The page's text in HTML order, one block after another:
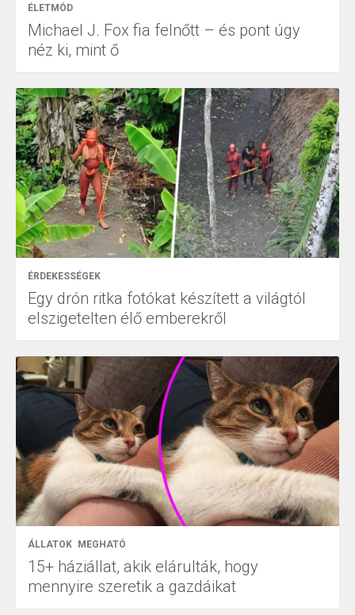
ÉLETMÓD
Michael J. Fox fia felnőtt – és pont úgy
néz ki, mint ő
ÉRDEKESSÉGEK
Egy drón ritka fotókat készített a világtól
elszigetelten élő emberekről
ÁLLATOK MEGHATÓ
15+ háziállat, akik elárulták, hogy
mennyire szeretik a gazdáikat